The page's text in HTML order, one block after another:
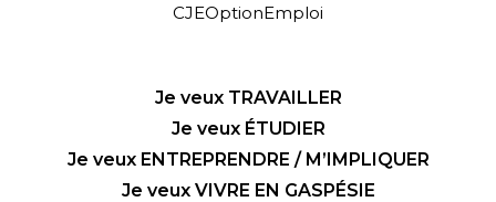
CJEOptionEmploi
Je veux TRAVAILLER
Je veux ÉTUDIER
Je veux ENTREPRENDRE / M’IMPLIQUER
Je veux VIVRE EN GASPÉSIE